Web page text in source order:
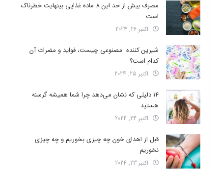
مصرف بیش از حد این 8 ماده غذایی بینهایت خطرناک
است
اکتبر 26, 2024
شیرین کننده مصنوعی چیست، فواید و مضرات آن
کدام است؟
اکتبر 25, 2024
14 دلیلی که نشان می‌دهد چرا شما همیشه گرسنه
هستید
اکتبر 24, 2024
قبل از اهدای خون چه چیزی بخوریم و چه چیزی
نخوریم
اکتبر 23, 2024